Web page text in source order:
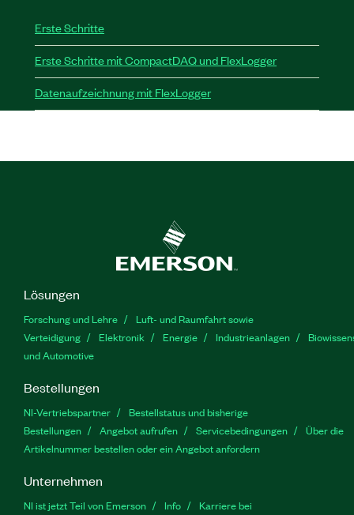
Erste Schritte
Erste Schritte mit CompactDAQ und FlexLogger
Datenaufzeichnung mit FlexLogger
Lösungen
Forschung und Lehre
Luft- und Raumfahrt sowie
Verteidigung
Elektronik Energie Industrieanlagen
und Automotive
Bestellungen
NI-Vertriebspartner
Bestellstatus und bisherige
Bestellungen
Angebot aufrufen Servicebedingungen
Über die
Artikelnummer bestellen oder ein Angebot anfordern
Unternehmen
NI ist jetzt Teil von Emerson Info
Karriere bei